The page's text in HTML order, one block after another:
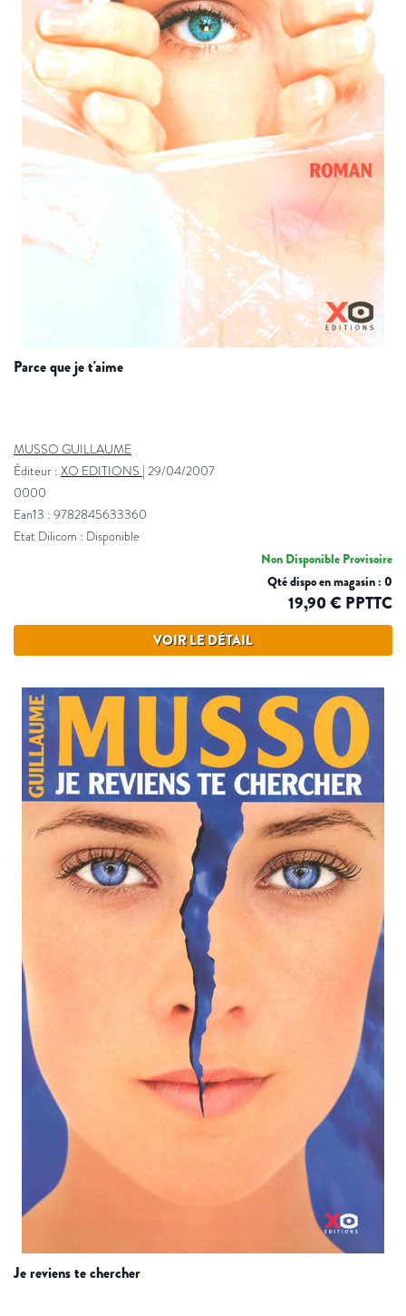
parce que je t'aime
MUSSO GUILLAUME
Éditeur : XO EDITIONS | 29/04/2007
0000
Ean13 : 9782845633360
Etat Dilicom : Disponible
Non Disponible Provisoire
Qté dispo en magasin : 0
19,90 € PPTTC
VOIR LE DÉTAIL
je reviens te chercher